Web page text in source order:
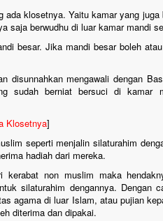
ada klosetnya. Yaitu kamar yang
saja berwudhu di luar kamar mandi
besar. Jika mandi besar boleh
disunnahkan mengawali dengan
sudah berniat bersuci di kamar
Klosetnya]
seperti menjalin silaturahim
hadiah dari mereka.
kerabat non muslim maka
silaturahim dengannya. Dengan
agama di luar Islam, atau pujian
diterima dan dipakai.